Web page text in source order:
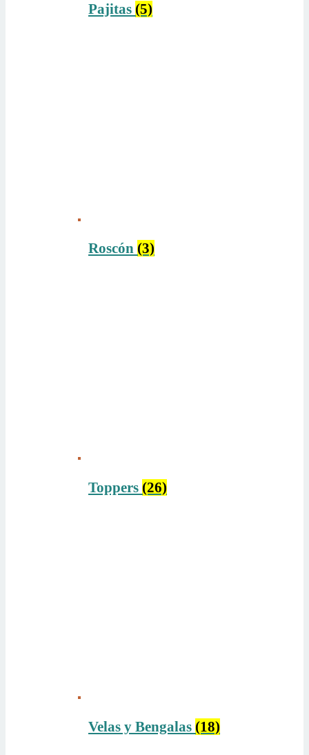
Pajitas (5)
Roscón (3)
Toppers (26)
Velas y Bengalas (18)